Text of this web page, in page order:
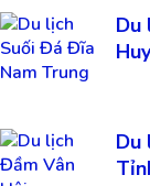
Du
Du